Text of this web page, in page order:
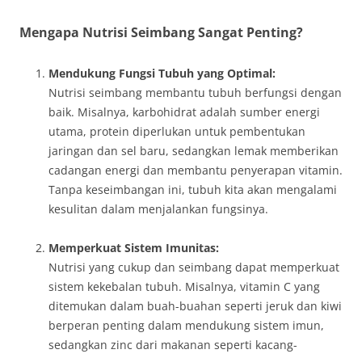
Mengapa Nutrisi Seimbang Sangat Penting?
Mendukung Fungsi Tubuh yang Optimal:
Nutrisi seimbang membantu tubuh berfungsi dengan
baik. Misalnya, karbohidrat adalah sumber energi
utama, protein diperlukan untuk pembentukan
jaringan dan sel baru, sedangkan lemak memberikan
cadangan energi dan membantu penyerapan vitamin.
Tanpa keseimbangan ini, tubuh kita akan mengalami
kesulitan dalam menjalankan fungsinya.
Memperkuat Sistem Imunitas:
Nutrisi yang cukup dan seimbang dapat memperkuat
sistem kekebalan tubuh. Misalnya, vitamin C yang
ditemukan dalam buah-buahan seperti jeruk dan kiwi
berperan penting dalam mendukung sistem imun,
sedangkan zinc dari makanan seperti kacang-